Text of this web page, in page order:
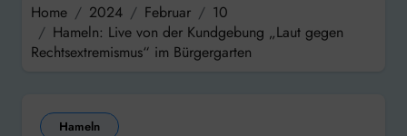
Home 2024 Februar
10
Hameln: Live von der Kundgebung „Laut gegen
Rechtsextremismus“ im Bürgergarten
Hameln